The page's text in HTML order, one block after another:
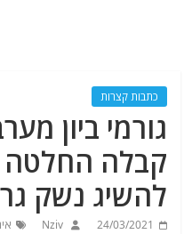
כתבות קצרות
גורמי ביון
קבלה החלטה
להשיג נשק
24/03/2021
Nziv